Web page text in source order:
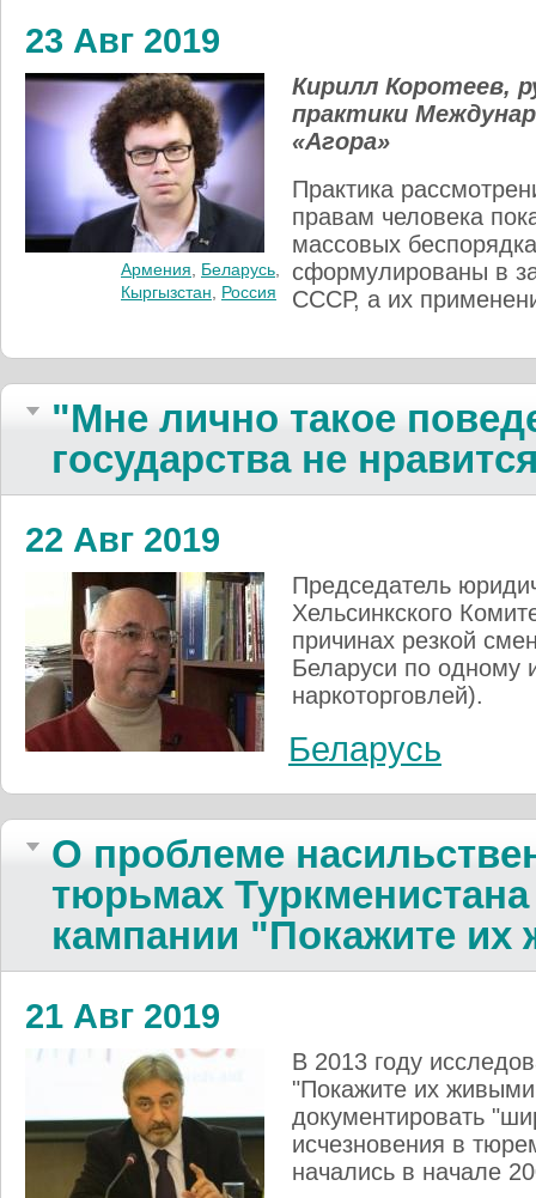
23 Авг 2019
Кирилл Коротеев,
практики
«Агора»
Практика
правам человека
массовых
сформулированы в
СССР, а их
Армения Беларусь
Кыргызстан
Россия
"Мне лично такое
государства не
22 Авг 2019
Председатель
Хельсинкского
причинах резкой
Беларуси по одному
наркоторговлей).
Беларусь
О проблеме
тюрьмах
кампании "Покажите
21 Авг 2019
В 2013 году
"Покажите их
документировать
исчезновения в
начались в начале